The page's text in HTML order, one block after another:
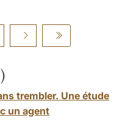
trembler. Une étude
un agent